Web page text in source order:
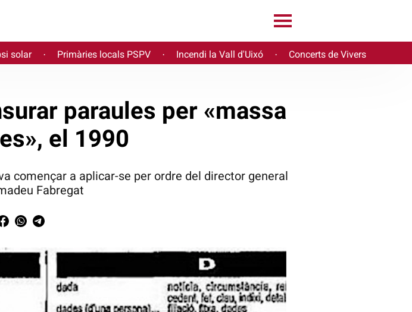
solar · Primàries locals PSPV · Incendi la Vall d'Uixó · Concerts de Vivers
paraules per «massa
el 1990
començar a aplicar-se per ordre del director general
Fabregat